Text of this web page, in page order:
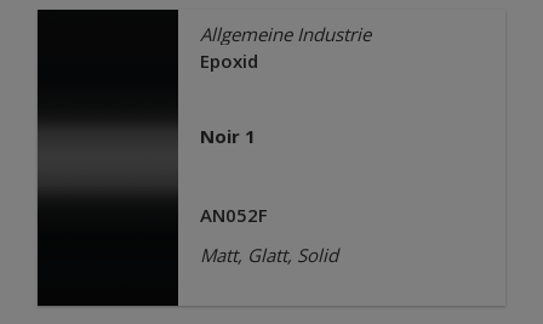
Allgemeine Industrie
Epoxid
Noir 1
AN052F
Matt, Glatt, Solid